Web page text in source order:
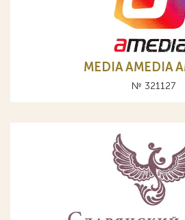
MEDIA AMEDIA
№ 321127